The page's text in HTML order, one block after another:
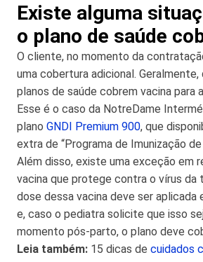
Existe alguma
o plano de saúde
O cliente, no momento da
uma cobertura adicional.
planos de saúde cobrem vacina para
Esse é o caso da NotreDame
plano GNDI Premium 900, que
extra de “Programa de Imunização de
Além disso, existe uma exceção em
vacina que protege contra o vírus da
dose dessa vacina deve ser aplicada
e, caso o pediatra solicite que isso
momento pós-parto, o plano deve
Leia também: 15 dicas de cuidados